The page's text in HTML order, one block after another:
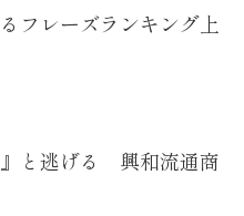
レーズランキング上
』と逃げる 興和流通商